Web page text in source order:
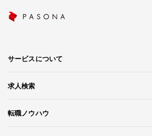
サービスについて
求人検索
転職ノウハウ